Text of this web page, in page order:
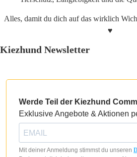
Alles, damit du dich auf das wirklich
♥
Kiezhund Newsletter
Werde Teil der Kiezhund
Exklusive Angebote & Aktionen
Mit deiner Anmeldung stimmst du unseren